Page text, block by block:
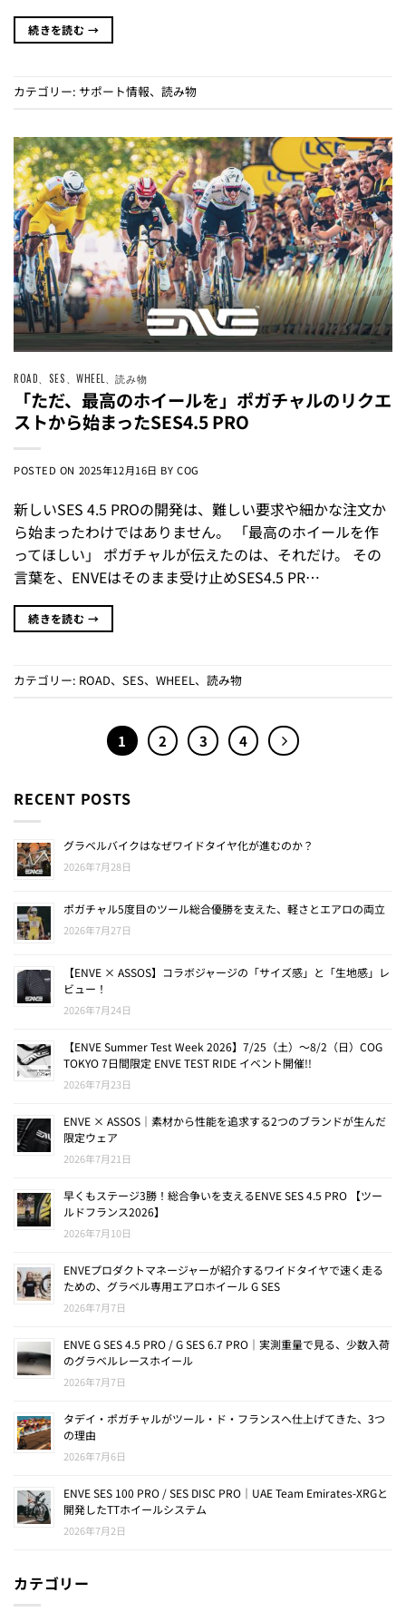
続きを読む →
カテゴリー: サポート情報、 読み物
ROAD SES 、WHEEL 、読み物
「ただ、最高のホイールを」ポガチャルのリクエ
ストから始まったSES4.5 PRO
POSTED ON 2025年12月16日 BYCOG
新しいSES 4.5 PROの開発は、難しい要求や細かな注文か
ら始まったわけではありません。 「最高のホイールを作
ってほしい」 ポガチャルが伝えたのは、それだけ。 その
言葉を、ENVEはそのまま受け止めSES4.5 PR…
続きを読む →
カテゴリー: ROAD、 SES、 WHEEL、 読み物
1 2 3 4
RECENT POSTS
グラベルバイクはなぜワイドタイヤ化が進むのか？
2026年7月28日
ポガチャル5度目のツール総合優勝を支えた、軽さとエアロの両立
2026年7月27日
【ENVE × ASSOS】コラボジャージの「サイズ感」と「生地感」レ
ビュー！
2026年7月24日
【ENVE Summer Test Week 2026】7/25（土）〜8/2（日）COG
TOKYO 7日間限定 ENVE TEST RIDE イベント開催!!
2026年7月23日
ENVE × ASSOS｜素材から性能を追求する2つのブランドが生んだ
限定ウェア
2026年7月21日
早くもステージ3勝！総合争いを支えるENVE SES 4.5 PRO 【ツー
ルドフランス2026】
2026年7月10日
ENVEプロダクトマネージャーが紹介するワイドタイヤで速く走る
ための、グラベル専用エアロホイール G SES
2026年7月7日
ENVE G SES 4.5 PRO / G SES 6.7 PRO｜実測重量で見る、少数入荷
のグラベルレースホイール
2026年7月7日
タデイ・ポガチャルがツール・ド・フランスへ仕上げてきた、3つ
の理由
2026年7月6日
ENVE SES 100 PRO / SES DISC PRO｜UAE Team Emirates-XRGと
開発したTTホイールシステム
2026年7月2日
カテゴリー